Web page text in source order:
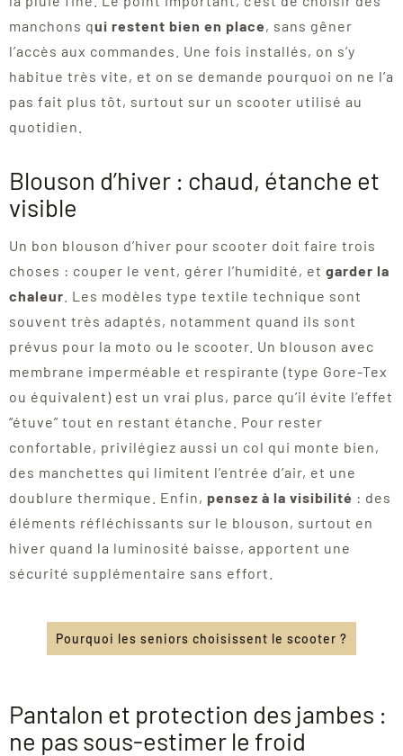
manchons qui restent bien en place, sans gêner
l’accès aux commandes. Une fois installés, on s’y
habitue très vite, et on se demande pourquoi on ne l’a
pas fait plus tôt, surtout sur un scooter utilisé au
quotidien.
Blouson d’hiver : chaud, étanche et
visible
Un bon blouson d’hiver pour scooter doit faire trois
choses : couper le vent, gérer l’humidité, et garder la
chaleur . Les modèles type textile technique sont
souvent très adaptés, notamment quand ils sont
prévus pour la moto ou le scooter. Un blouson avec
membrane imperméable et respirante (type Gore-Tex
ou équivalent) est un vrai plus, parce qu’il évite l’effet
“étuve” tout en restant étanche. Pour rester
confortable, privilégiez aussi un col qui monte bien,
des manchettes qui limitent l’entrée d’air, et une
doublure thermique. Enfin, pensez à la visibilité : des
éléments réfléchissants sur le blouson, surtout en
hiver quand la luminosité baisse, apportent une
sécurité supplémentaire sans effort.
Pourquoi les seniors choisissent le scooter ?
Pantalon et protection des jambes :
ne pas sous-estimer le froid